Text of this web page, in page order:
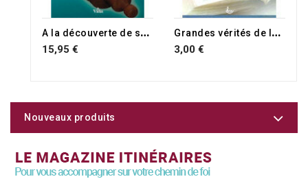
A
la découverte de secrets bibliques anciens
15,95 €
RUPTURE DE STOCK G
randes vérités de la Parole de Dieu
3,00 €
Nouveaux produits